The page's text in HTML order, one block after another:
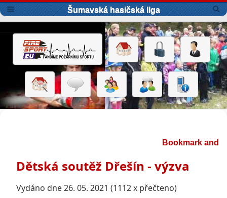
Šumavská hasičská liga
Dětská soutěž Dřešín - výzva
Vydáno dne 26. 05. 2021 (1112 x přečteno)